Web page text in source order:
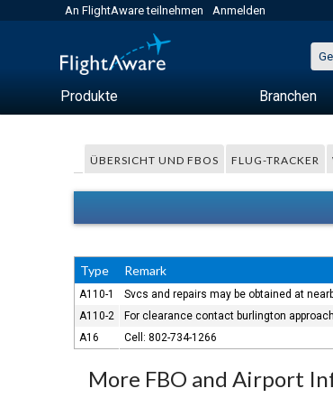
An FlightAware teilnehmen Anmelden
Produkte Branchen
ÜBERSICHT UND FBOS FLUG-TRACKER
Type Remark
A110-1
Svcs and repairs may be obtained at
A110-2
For clearance contact burlington
A16
Cell: 802-734-1266
More FBO and Airport